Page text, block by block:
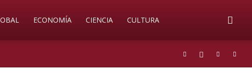
ECONOMÍA CIENCIA CULTURA